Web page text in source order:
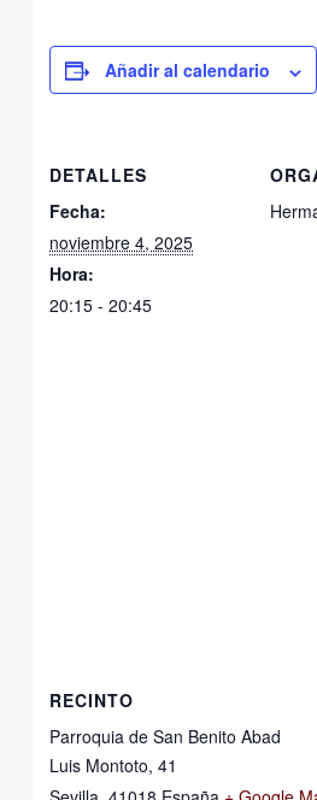
Añadir al calendario
DETALLES
Fecha:
noviembre 4, 2025
Hora:
20:15 - 20:45
RECINTO
Parroquia de San Benito Abad
Luis Montoto, 41